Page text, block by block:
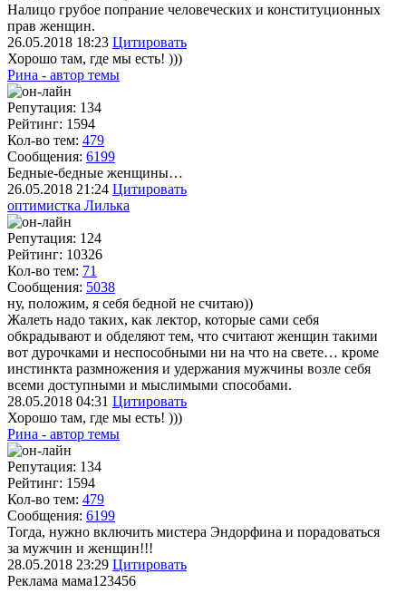
Налицо грубое попрание человеческих и конституционных
прав женщин.
26.05.2018 18:23 Цитировать
Хорошо там, где мы есть! )))
Рина - автор темы
Репутация: 134
Рейтинг: 1594
Кол-во тем: 479
Сообщения: 6199
Бедные-бедные женщины…
26.05.2018 21:24 Цитировать
оптимистка Лилька
Репутация: 124
Рейтинг: 10326
Кол-во тем: 71
Сообщения: 5038
ну, положим, я себя бедной не считаю))
Жалеть надо таких, как лектор, которые сами себя
обкрадывают и обделяют тем, что считают женщин такими
вот дурочками и неспособными ни на что на свете… кроме
инстинкта размножения и удержания мужчины возле себя
всеми доступными и мыслимыми способами.
28.05.2018 04:31 Цитировать
Хорошо там, где мы есть! )))
Рина - автор темы
Репутация: 134
Рейтинг: 1594
Кол-во тем: 479
Сообщения: 6199
Тогда, нужно включить мистера Эндорфина и порадоваться
за мужчин и женщин!!!
28.05.2018 23:29 Цитировать
Реклама мама123456